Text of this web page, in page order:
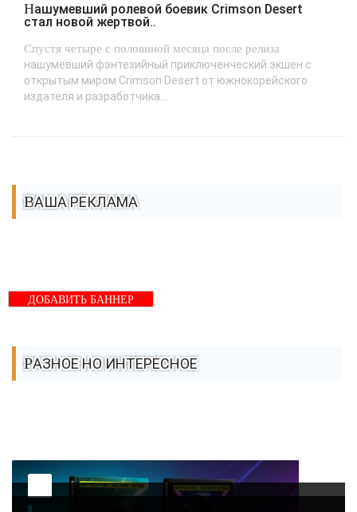
Нашумевший ролевой боевик Crimson Desert
стал новой жертвой..
Спустя четыре с половиной месяца после релиза
нашумевший фэнтезийный приключенческий экшен с
открытым миром Crimson Desert от южнокорейского
издателя и разработчика...
ВАША РЕКЛАМА
ДОБАВИТЬ БАННЕР
РАЗНОЕ НО ИНТЕРЕСНОЕ